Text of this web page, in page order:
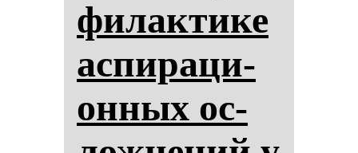
фи­лак­ти­ке
ас­пи­ра­ци­
он­ных ос­